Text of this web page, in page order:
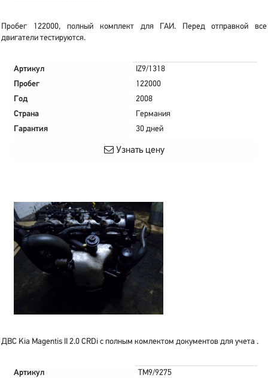
Пробег 122000, полный комплект для ГАИ. Перед отправкой все
двигатели тестируются.
Артикул
IZ9/1318
Пробег
122000
Год
2008
Страна
Германия
Гарантия
30 дней
Узнать цену
ДВС Kia Magentis II 2.0 CRDi с полным комлектом документов для учета .
Артикул TM9/9275